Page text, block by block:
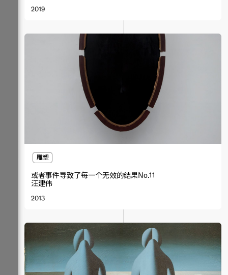
2019
雕塑
或者事件导致了每一个无效的结果No.11
汪建伟
2013